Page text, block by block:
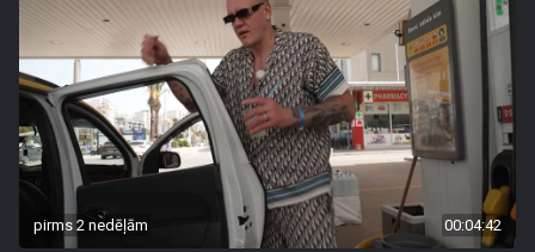
pirms 2 nedēļām 00:04:42